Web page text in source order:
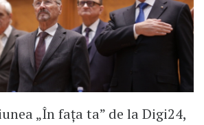
„În fața ta” de la Digi24,